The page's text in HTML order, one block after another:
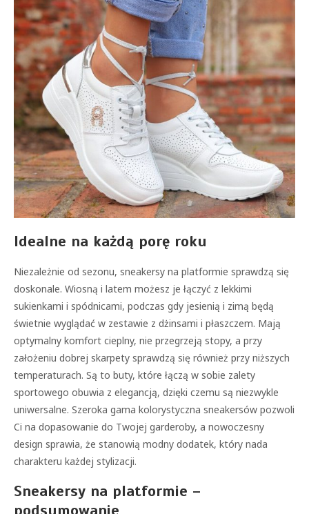
Idealne na każdą porę roku
Niezależnie od sezonu, sneakersy na platformie sprawdzą się
doskonale. Wiosną i latem możesz je łączyć z lekkimi
sukienkami i spódnicami, podczas gdy jesienią i zimą będą
świetnie wyglądać w zestawie z dżinsami i płaszczem. Mają
optymalny komfort cieplny, nie przegrzeją stopy, a przy
założeniu dobrej skarpety sprawdzą się również przy niższych
temperaturach. Są to buty, które łączą w sobie zalety
sportowego obuwia z elegancją, dzięki czemu są niezwykle
uniwersalne. Szeroka gama kolorystyczna sneakersów pozwoli
Ci na dopasowanie do Twojej garderoby, a nowoczesny
design sprawia, że stanowią modny dodatek, który nada
charakteru każdej stylizacji.
Sneakersy na platformie –
podsumowanie